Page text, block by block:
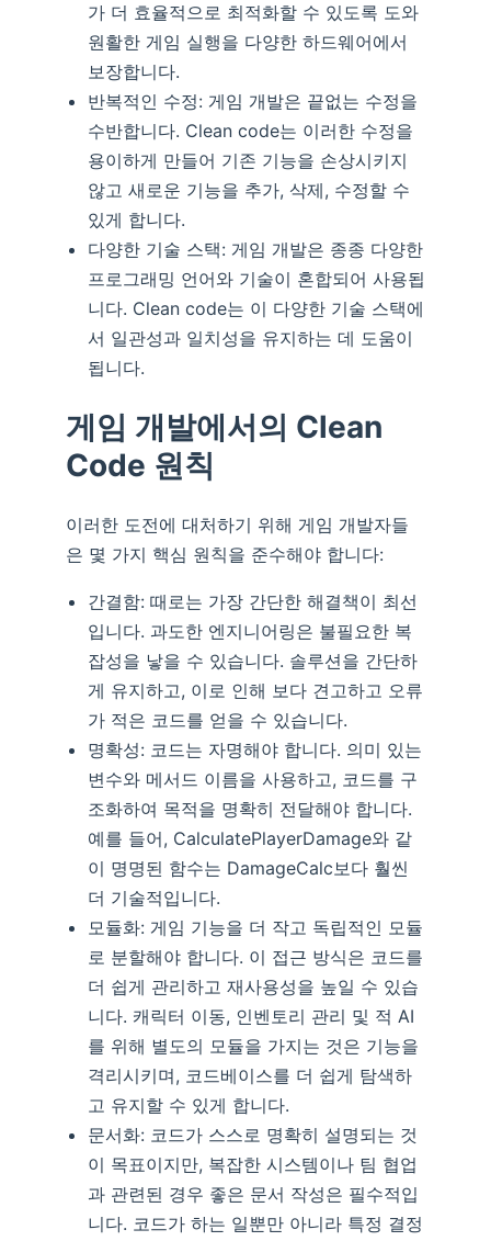
가 더 효율적으로 최적화할 수 있도록 도와
원활한 게임 실행을 다양한 하드웨어에서
보장합니다.
반복적인 수정: 게임 개발은 끝없는 수정을
수반합니다. Clean code는 이러한 수정을
용이하게 만들어 기존 기능을 손상시키지
않고 새로운 기능을 추가, 삭제, 수정할 수
있게 합니다.
다양한 기술 스택: 게임 개발은 종종 다양한
프로그래밍 언어와 기술이 혼합되어 사용됩
니다. Clean code는 이 다양한 기술 스택에
서 일관성과 일치성을 유지하는 데 도움이
됩니다.
게임 개발에서의 Clean
Code 원칙
이러한 도전에 대처하기 위해 게임 개발자들
은 몇 가지 핵심 원칙을 준수해야 합니다:
간결함: 때로는 가장 간단한 해결책이 최선
입니다. 과도한 엔지니어링은 불필요한 복
잡성을 낳을 수 있습니다. 솔루션을 간단하
게 유지하고, 이로 인해 보다 견고하고 오류
가 적은 코드를 얻을 수 있습니다.
명확성: 코드는 자명해야 합니다. 의미 있는
변수와 메서드 이름을 사용하고, 코드를 구
조화하여 목적을 명확히 전달해야 합니다.
예를 들어, CalculatePlayerDamage와 같
이 명명된 함수는 DamageCalc보다 훨씬
더 기술적입니다.
모듈화: 게임 기능을 더 작고 독립적인 모듈
로 분할해야 합니다. 이 접근 방식은 코드를
더 쉽게 관리하고 재사용성을 높일 수 있습
니다. 캐릭터 이동, 인벤토리 관리 및 적 AI
를 위해 별도의 모듈을 가지는 것은 기능을
격리시키며, 코드베이스를 더 쉽게 탐색하
고 유지할 수 있게 합니다.
문서화: 코드가 스스로 명확히 설명되는 것
이 목표이지만, 복잡한 시스템이나 팀 협업
과 관련된 경우 좋은 문서 작성은 필수적입
니다. 코드가 하는 일뿐만 아니라 특정 결정